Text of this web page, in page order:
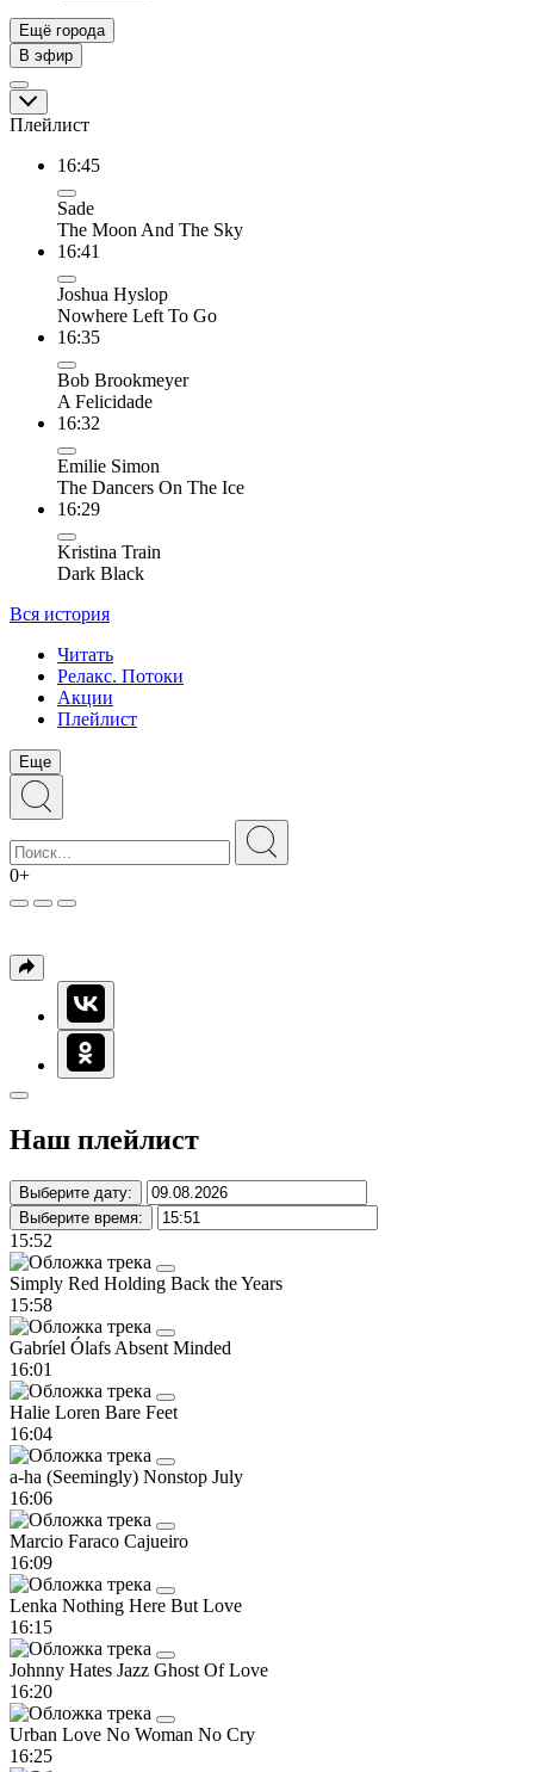
Ещё города
В эфир
Плейлист
16:45
Sade
The Moon And The Sky
16:41
Joshua Hyslop
Nowhere Left To Go
16:35
Bob Brookmeyer
A Felicidade
16:32
Emilie Simon
The Dancers On The Ice
16:29
Kristina Train
Dark Black
Вся история
Читать
Релакс. Потоки
Акции
Плейлист
Еще
0+
Наш плейлист
Выберите дату:
Выберите время:
15:52
Simply Red Holding Back the Years
15:58
Gabríel Ólafs Absent Minded
16:01
Halie Loren Bare Feet
16:04
a-ha (Seemingly) Nonstop July
16:06
Marcio Faraco Cajueiro
16:09
Lenka Nothing Here But Love
16:15
Johnny Hates Jazz Ghost Of Love
16:20
Urban Love No Woman No Cry
16:25